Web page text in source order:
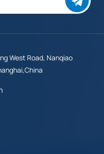
West Road, Nanqiao